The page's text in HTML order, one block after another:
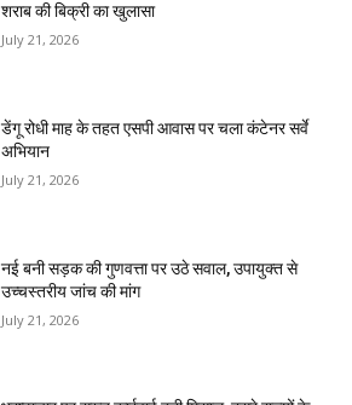
शराब की बिक्री का खुलासा
July 21, 2026
डेंगू रोधी माह के तहत एसपी आवास पर चला कंटेनर सर्वे
अभियान
July 21, 2026
नई बनी सड़क की गुणवत्ता पर उठे सवाल, उपायुक्त से
उच्चस्तरीय जांच की मांग
July 21, 2026